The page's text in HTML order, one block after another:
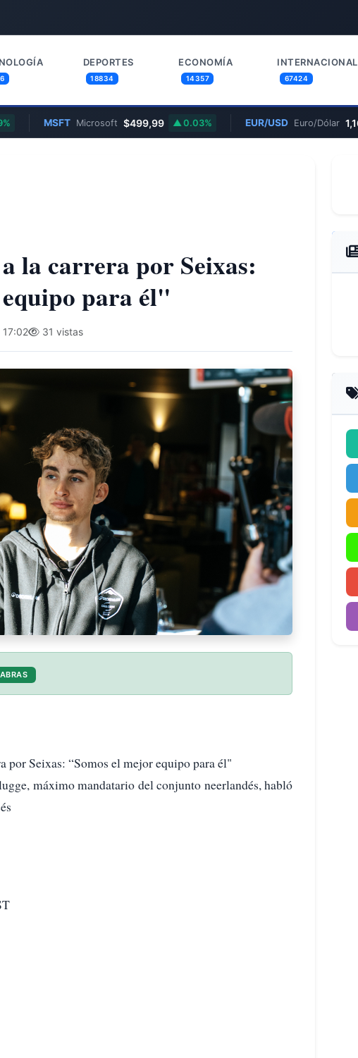
DEPORTES
18834
ECONOMÍA
14357
INTERNACIONAL
67424
Microsoft $499,99 0.03% EUR/USD Euro/Dólar 1,1600
la carrera por Seixas:
para él"
31 vistas
por Seixas: “Somos el mejor equipo para él"
máximo mandatario del conjunto neerlandés, habló